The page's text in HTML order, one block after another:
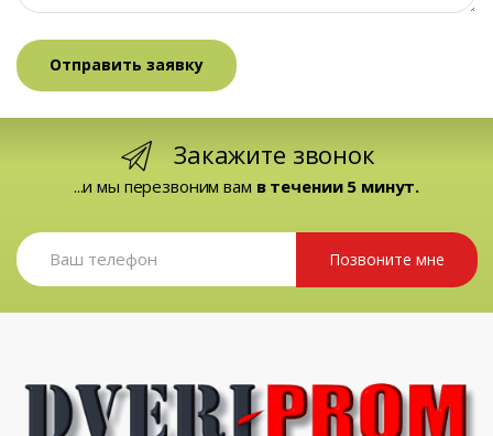
Закажите звонок
...и мы перезвоним вам в течении 5 минут.
Позвоните мне